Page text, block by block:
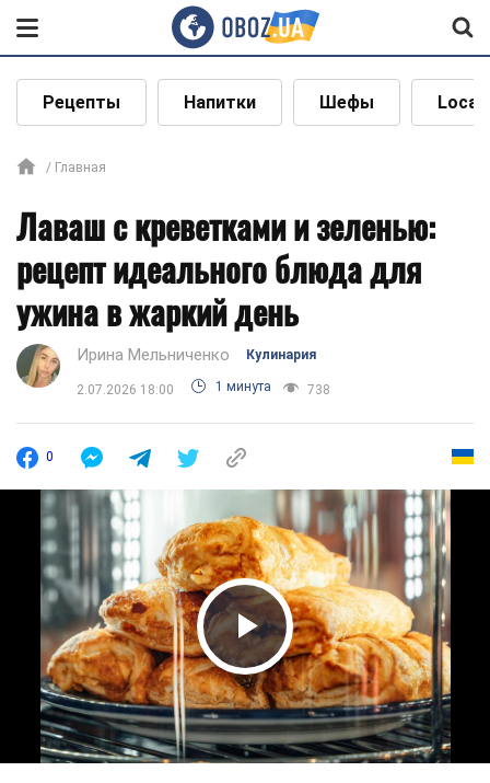
Рецепты Напитки Шефы Local
Главная
Лаваш с креветками и зеленью:
рецепт идеального блюда для
ужина в жаркий день
Ирина Мельниченко Кулинария
2.07.2026 18:00 1 минута 738
0
Play Video